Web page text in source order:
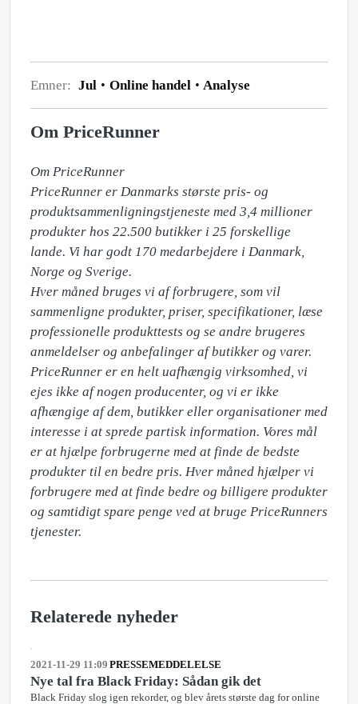
Emner: Jul Online handel Analyse
Om PriceRunner
Om PriceRunner
PriceRunner er Danmarks største pris- og
produktsammenligningstjeneste med 3,4 millioner
produkter hos 22.500 butikker i 25 forskellige
lande. Vi har godt 170 medarbejdere i Danmark,
Norge og Sverige.
Hver måned bruges vi af forbrugere, som vil
sammenligne produkter, priser, specifikationer, læse
professionelle produkttests og se andre brugeres
anmeldelser og anbefalinger af butikker og varer.
PriceRunner er en helt uafhængig virksomhed, vi
ejes ikke af nogen producenter, og vi er ikke
afhængige af dem, butikker eller organisationer med
interesse i at sprede partisk information. Vores mål
er at hjælpe forbrugerne med at finde de bedste
produkter til en bedre pris. Hver måned hjælper vi
forbrugere med at finde bedre og billigere produkter
og samtidigt spare penge ved at bruge PriceRunners
Relaterede nyheder
2021-11-29 11:09 PRESSEMEDDELELSE
Nye tal fra Black Friday: Sådan gik det
Black Friday slog igen rekorder, og blev årets største dag for online